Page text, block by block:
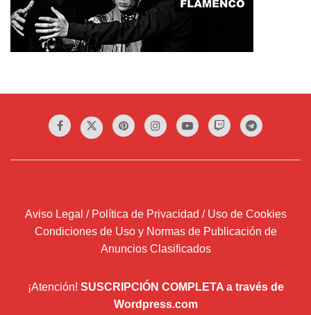
Aviso Legal / Política de Privacidad / Uso de Cookies
Condiciones de Uso y Normas de Publicación de
Anuncios Clasificados
¡Atención! SUSCRIPCIÓN COMPLETA a través de
Wordpress.com